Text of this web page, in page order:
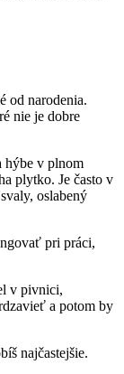
od narodenia.
nie je dobre
hýbe v plnom
plytko. Je často v
oslabený
pri práci,
v pivnici,
a potom by
najčastejšie.